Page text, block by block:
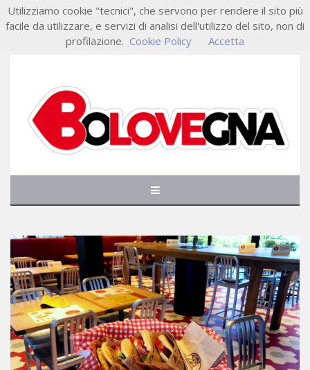
Utilizziamo cookie "tecnici", che servono per rendere il sito più
facile da utilizzare, e servizi di analisi dell'utilizzo del sito, non di
profilazione. Cookie Policy Accetta